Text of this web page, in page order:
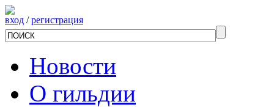
вход /регистрация
Новости
О гильдии